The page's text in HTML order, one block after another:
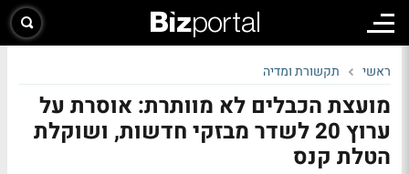
ראשי תקשורת ומדיה
מועצת הכבלים לא מוותרת: אוסרת על
ערוץ 20 לשדר מבזקי חדשות, ושוקלת
הטלת קנס